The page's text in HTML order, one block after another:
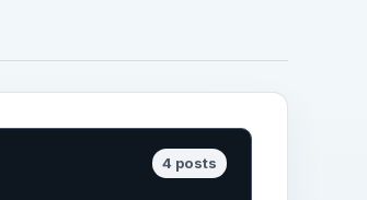
4 posts